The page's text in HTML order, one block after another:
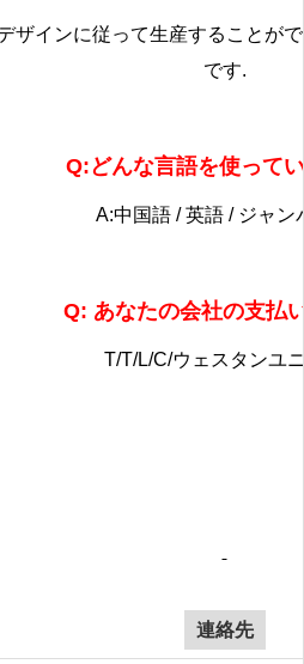
ザインに従って生産することが
です.
Q:どんな言語を使って
A:中国語 / 英語 / ジャン
Q: あなたの会社の支払
T/T/L/C/ウェスタンユ
連絡先